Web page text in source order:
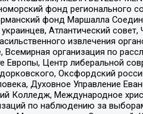
фонд регионального
фонд Маршалла
Атлантический совет,
извлечения
организация по
Европы, Центр либеральной
Оксфордский
Духовное Управление
Колледж, Международное
по наблюдению за